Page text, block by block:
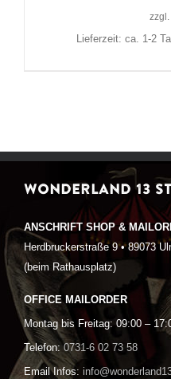
zzgl.
Lieferzeit: ca. 1-2
WONDERLAND 13
ANSCHRIFT SHOP &
Herdbruckerstraße 9 • 89073
(beim Rathausplatz)
OFFICE MAILORDER
Montag bis Freitag: 09:00 –
Telefon: 0731-6 02 73 58
Email Infos: